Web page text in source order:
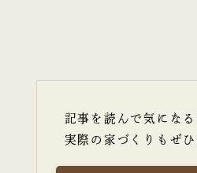
記事を読んで気になる
実際の家づくりもぜひ